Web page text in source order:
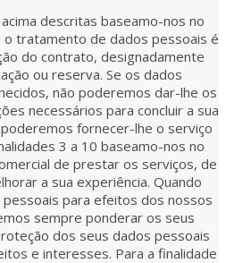
descritas baseamo-nos no
tratamento de dados pessoais é
do contrato, designadamente
ou reserva. Se os dados
não poderemos dar-lhe os
necessários para concluir a sua
fornecer-lhe o serviço
3 a 10 baseamo-nos no
de prestar os serviços, de
a sua experiência. Quando
para efeitos dos nossos
sempre ponderar os seus
dos seus dados pessoais
e interesses. Para a finalidade